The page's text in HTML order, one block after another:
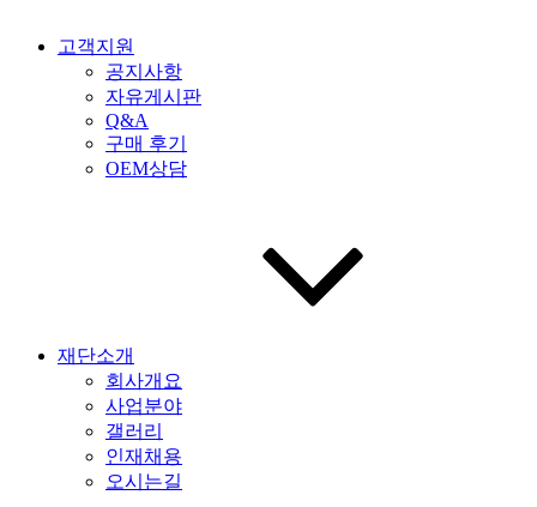
고객지원
공지사항
자유게시판
Q&A
구매 후기
OEM상담
재단소개
회사개요
사업분야
갤러리
인재채용
오시는길